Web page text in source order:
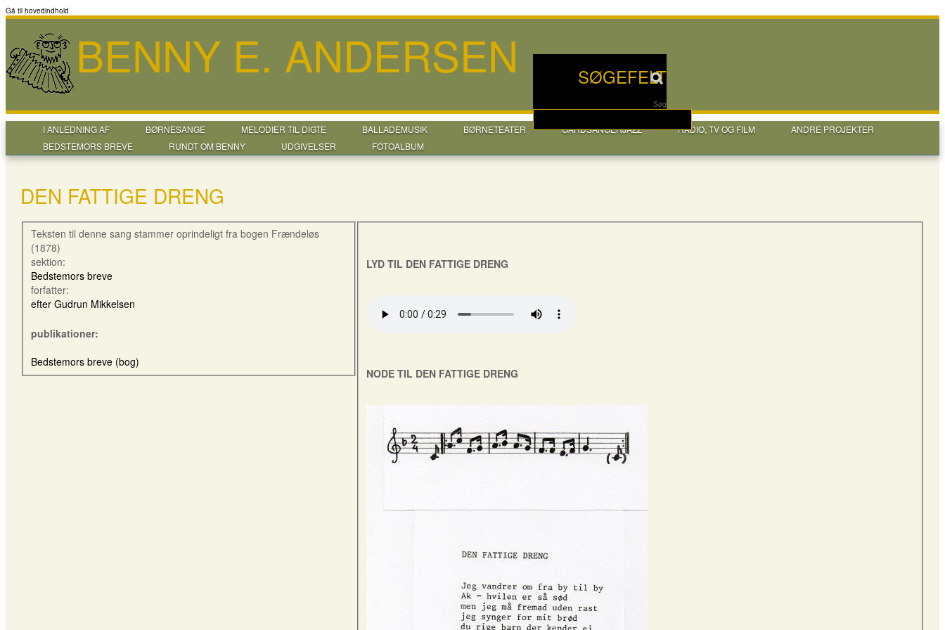
Gå til hovedindhold
SØGEFELT
Søg
BENNY E. ANDERSEN
I ANLEDNING AF BØRNESANGE MELODIER TIL DIGTE BALLADEMUSIK BØRNETEATER GÅRDSANGERJAZZ RADIO, TV OG FILM
ANDRE PROJEKTER
BEDSTEMORS BREVE
RUNDT OM BENNY UDGIVELSER FOTOALBUM
DEN FATTIGE DRENG
Teksten til denne sang stammer oprindeligt fra bogen Frændeløs
(1878)
sektion:
Bedstemors breve
forfatter:
efter Gudrun Mikkelsen
publikationer:
Bedstemors breve (bog)
LYD TIL DEN FATTIGE DRENG
NODE TIL DEN FATTIGE DRENG